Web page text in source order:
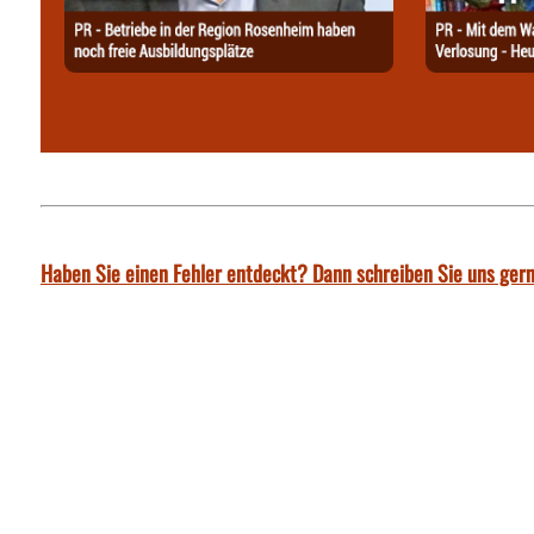
Haben Sie einen Fehler entdeckt? Dann schreiben Sie uns